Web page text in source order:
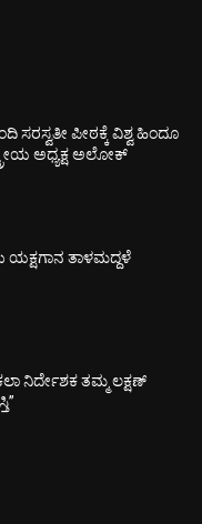
ಸರಸ್ವತೀ ಪೀಠಕ್ಕೆ ವಿಶ್ವ ಹಿಂದೂ
ಅಧ್ಯಕ್ಷ ಅಲೋಕ್
ಯಕ್ಷಗಾನ ತಾಳಮದ್ದಳೆ
ನಿರ್ದೇಶಕ ತಮ್ಮ ಲಕ್ಷಣ್